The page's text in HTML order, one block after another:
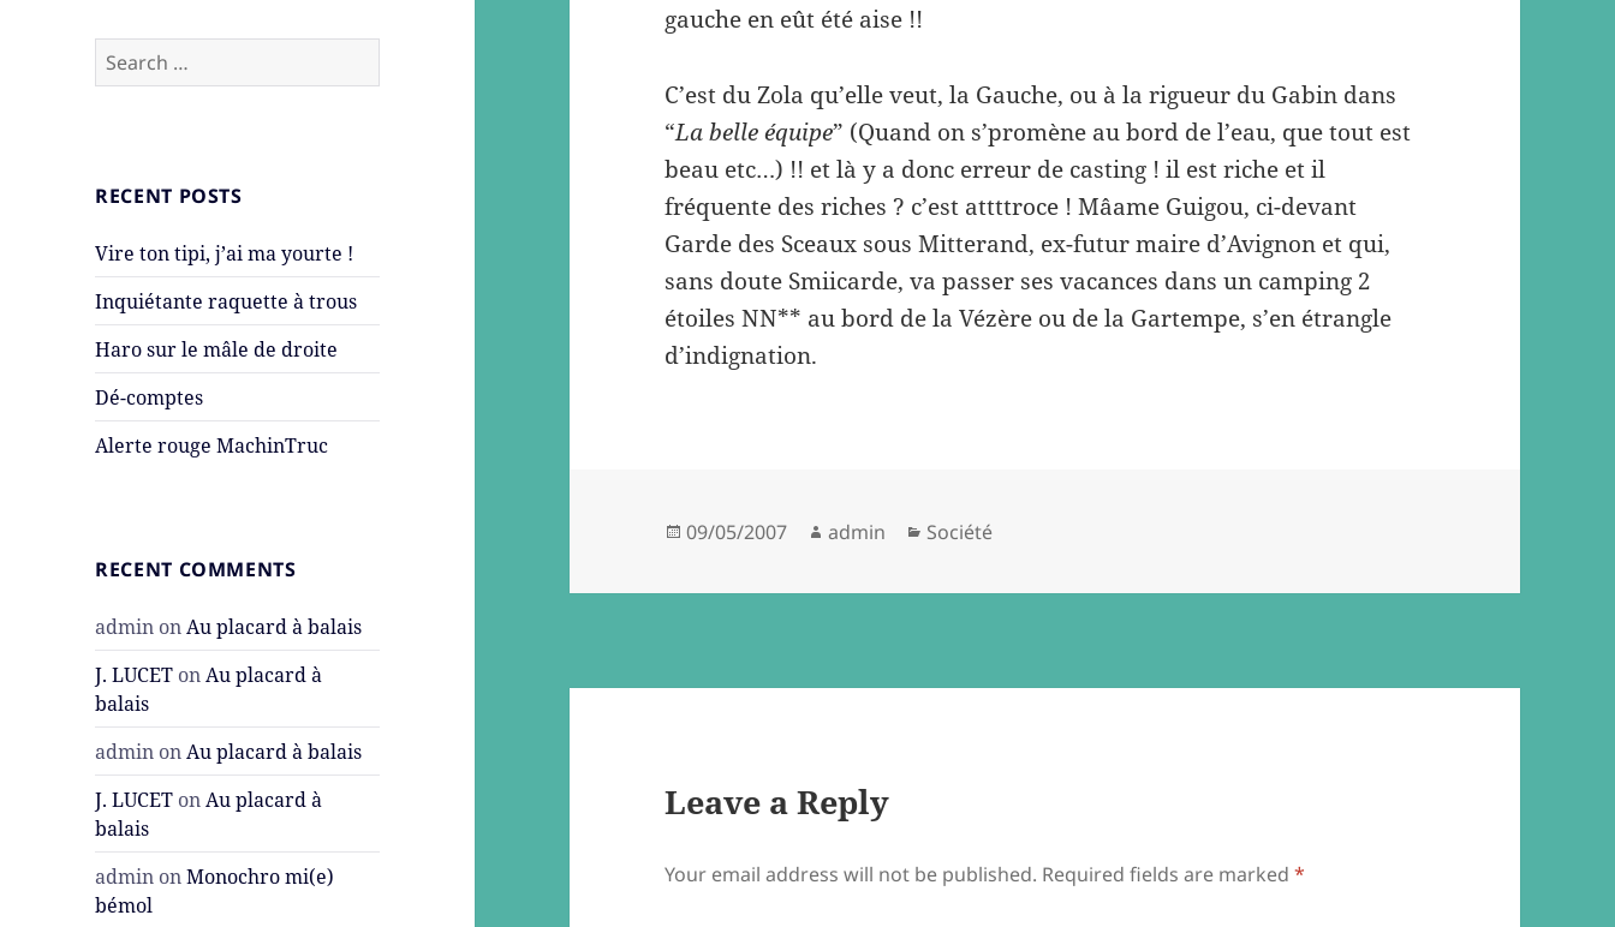
Search
for:
RECENT POSTS
Vire ton tipi, j’ai ma yourte !
Inquiétante raquette à trous
Haro sur le mâle de droite
Dé-comptes
Alerte rouge MachinTruc
RECENT COMMENTS
admin onAu placard à balais
J. LUCET onAu placard à
balais
admin onAu placard à balais
J. LUCET onAu placard à
balais
admin onMonochro mi(e)
bémol
gauche en eût été aise !!
C’est du Zola qu’elle veut, la Gauche, ou à la rigueur du Gabin dans
“La belle équipe” (Quand on s’promène au bord de l’eau, que tout est
beau etc…) !! et là y a donc erreur de casting ! il est riche et il
fréquente des riches ? c’est attttroce ! Mâame Guigou, ci-devant
Garde des Sceaux sous Mitterand, ex-futur maire d’Avignon et qui,
sans doute Smiicarde, va passer ses vacances dans un camping 2
étoiles NN** au bord de la Vézère ou de la Gartempe, s’en étrangle
d’indignation.
Posted
09/05/2007 Author
admin Categories
Société
Leave a Reply
Your email address will not be published. Required fields are marked*